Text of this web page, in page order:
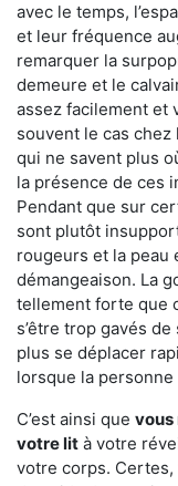
avec le temps,
et leur fréquence
remarquer la
demeure et le
assez facilement et
souvent le cas
qui ne savent plus
la présence de ces
Pendant que sur
sont plutôt
rougeurs et la peau
démangeaison. La
tellement forte que
s’être trop gavés
plus se déplacer
lorsque la
C’est ainsi que vous
votre lit à votre
votre corps.